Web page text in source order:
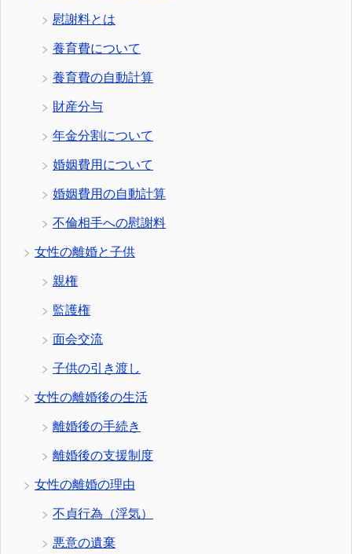
慰謝料とは
養育費について
養育費の自動計算
財産分与
年金分割について
婚姻費用について
婚姻費用の自動計算
不倫相手への慰謝料
女性の離婚と子供
親権
監護権
面会交流
子供の引き渡し
女性の離婚後の生活
離婚後の手続き
離婚後の支援制度
女性の離婚の理由
不貞行為（浮気）
悪意の遺棄